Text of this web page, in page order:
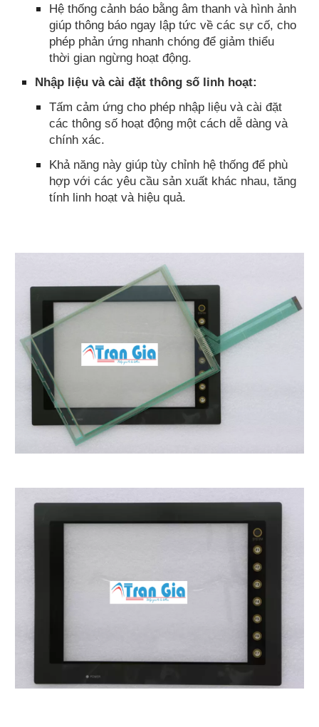
Hệ thống cảnh báo bằng âm thanh và hình ảnh
giúp thông báo ngay lập tức về các sự cố, cho
phép phản ứng nhanh chóng để giảm thiểu
thời gian ngừng hoạt động.
Nhập liệu và cài đặt thông số linh hoạt:
Tấm cảm ứng cho phép nhập liệu và cài đặt
các thông số hoạt động một cách dễ dàng và
chính xác.
Khả năng này giúp tùy chỉnh hệ thống để phù
hợp với các yêu cầu sản xuất khác nhau, tăng
tính linh hoạt và hiệu quả.